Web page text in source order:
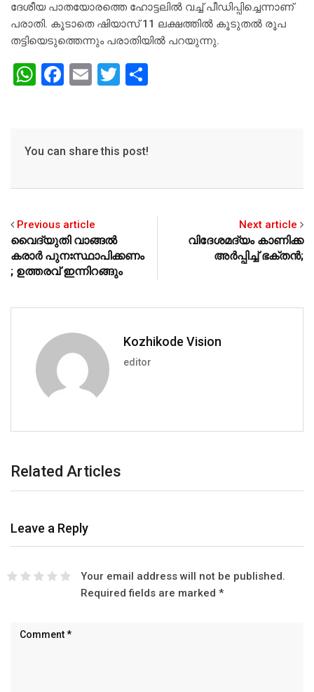
ദേശീയ പാതയോരത്തെ ഹോട്ടലില്‍ വച്ച് പീഡിപ്പിച്ചെന്നാണ്
പരാതി. കൂടാതെ ഷിയാസ് 11 ലക്ഷത്തില്‍ കൂടുതല്‍ രൂപ
തട്ടിയെടുത്തെന്നും പരാതിയില്‍ പറയുന്നു.
W
s
A
p
F
e
b
o
k
E
l
T
er
You can share this post!
Previous article
വൈദ്യുതി വാങ്ങല്‍
കരാര്‍ പുനഃസ്ഥാപിക്കണം
; ഉത്തരവ് ഇന്നിറങ്ങും
Next article
വിദേശമദ്യം കാണിക്ക
അര്‍പ്പിച്ച് ഭക്തന്‍;
Kozhikode Vision
editor
Related Articles
Leave a Reply
Your email address will not be published.
Required fields are marked *